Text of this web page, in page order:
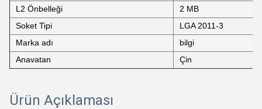
L2 Önbelleği
2 MB
Soket Tipi
LGA 2011-3
Marka adı
bilgi
Anavatan
Çin
Ürün Açıklaması